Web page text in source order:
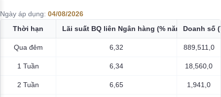
Ngày áp dụng: 04/08/2026
Thời hạn
Lãi suất BQ liên Ngân hàng (% năm)Doanh số
Qua đêm 6,32 889,511,0
1 Tuần 6,34 18,560,0
2 Tuần 6,65 1,941,0